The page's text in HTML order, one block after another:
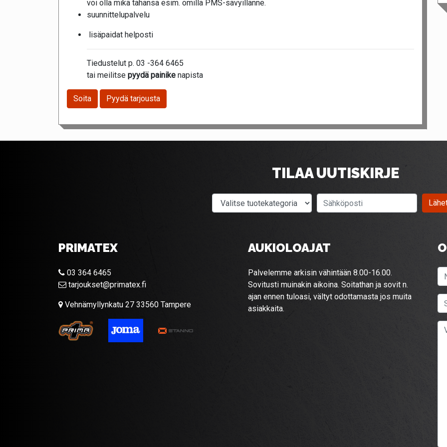
voi olla mikä tahansa esim. omilla PMS-sävyillänne.
suunnittelupalvelu
lisäpaidat helposti
Tiedustelut p. 03 -364 6465
tai meilitse pyydä painike napista
Soita Pyydä tarjousta
TILAA UUTISKIRJE
Valitse tuotekategoria
PRIMATEX
03 364 6465
tarjoukset@primatex.fi
Vehnämyllynkatu 27 33560 Tampere
AUKIOLOAJAT
Palvelemme arkisin vähintään 8.00-16.00.
Sovitusti muinakin aikoina. Soitathan ja sovit n.
ajan ennen tuloasi, vältyt odottamasta jos muita
asiakkaita.